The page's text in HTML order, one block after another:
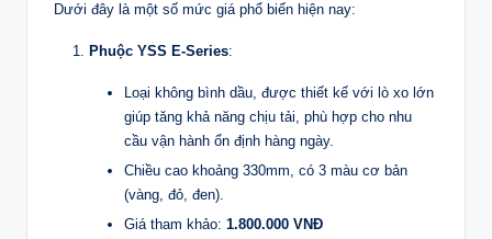
Dưới đây là một số mức giá phổ biến hiện nay:
Phuộc YSS E-Series:
Loại không bình dầu, được thiết kế với lò xo lớn
giúp tăng khả năng chịu tải, phù hợp cho nhu
cầu vận hành ổn định hàng ngày.
Chiều cao khoảng 330mm, có 3 màu cơ bản
(vàng, đỏ, đen).
Giá tham khảo: 1.800.000 VNĐ